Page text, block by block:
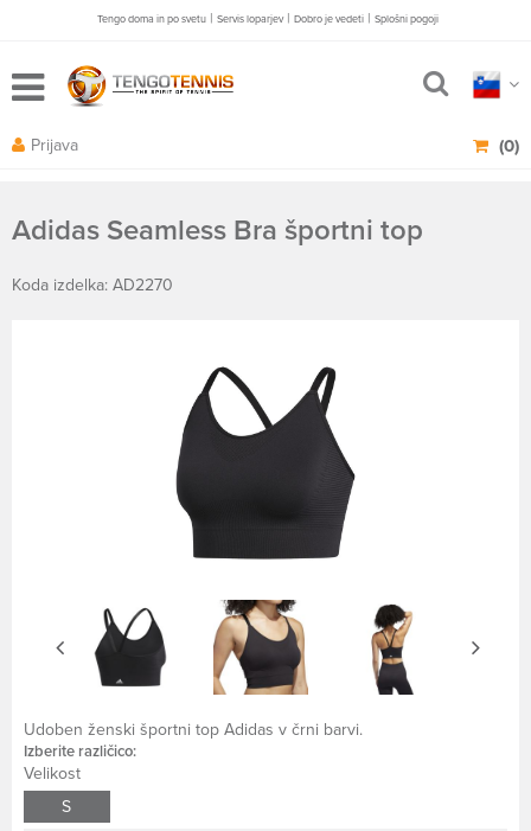
Tengo doma in po svetu | Servis loparjev | Dobro je vedeti | Splošni pogoji
(0)
Prijava
Adidas Seamless Bra športni top
Koda izdelka: AD2270
Udoben ženski športni top Adidas v črni barvi.
Izberite različico:
Velikost
S